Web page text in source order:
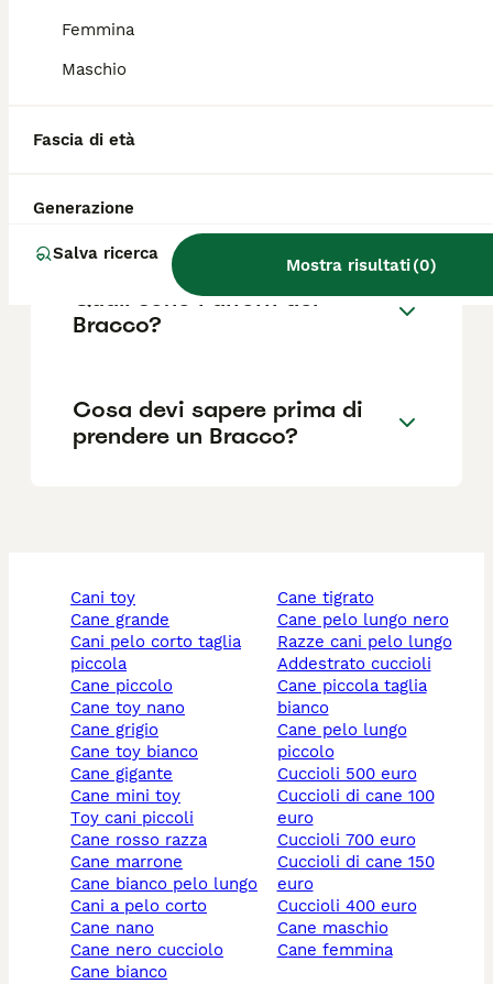
Femmina
Maschio
Fascia di età
Generazione
Salva ricerca
Mostra risultati(0)
Quanto dura la vita di un
Bracco?
Quali sono i difetti del
Bracco?
Cosa devi sapere prima di
prendere un Bracco?
cani toy
cane grande
cani pelo corto taglia
piccola
cane piccolo
cane toy nano
cane grigio
cane toy bianco
cane gigante
cane mini toy
toy cani piccoli
cane rosso razza
cane marrone
cane bianco pelo lungo
cani a pelo corto
cane nano
cane nero cucciolo
cane bianco
cane tigrato
cane pelo lungo nero
razze cani pelo lungo
addestrato cuccioli
cane piccola taglia
bianco
cane pelo lungo
piccolo
cuccioli 500 euro
cuccioli di cane 100
euro
cuccioli 700 euro
cuccioli di cane 150
euro
cuccioli 400 euro
cane maschio
cane femmina